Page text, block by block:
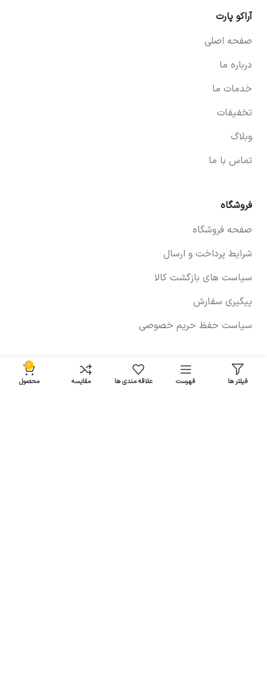
آراکو پارت
صفحه اصلی
درباره ما
خدمات ما
تخفیفات
وبلاگ
تماس با ما
فروشگاه
صفحه فروشگاه
شرایط پرداخت و ارسال
سیاست های بازگشت کالا
پیگیری سفارش
سیاست حفظ حریم خصوصی
خودروها
فیلتر ها فهرست علاقه مندی ها مقایسه
0
محصول